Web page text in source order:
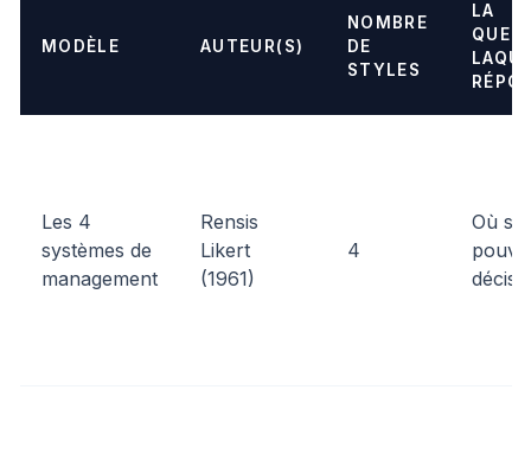
MODÈLE AUTEUR(S)
NOMBRE
DE
STYLES
LA
Les 4
systèmes de
management
Rensis
Likert
(1961)
4
Où se